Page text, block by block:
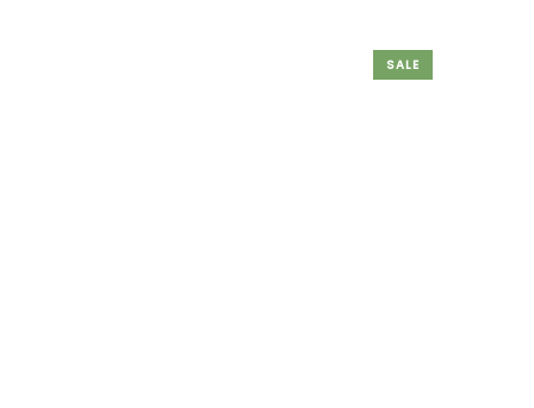
SALE